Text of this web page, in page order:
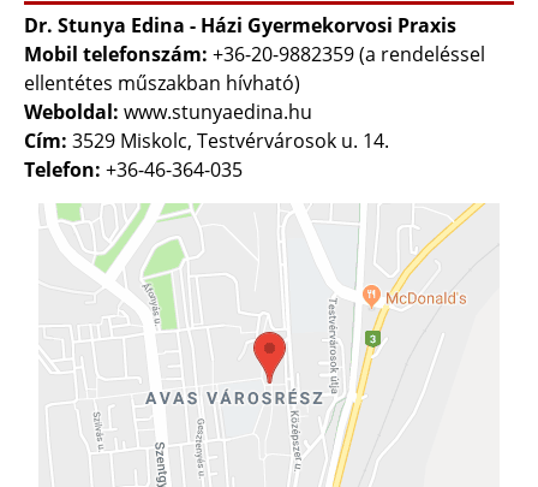
Dr. Stunya Edina - Házi Gyermekorvosi Praxis
Mobil telefonszám: +36-20-9882359 (a rendeléssel
ellentétes műszakban hívható)
Weboldal: www.stunyaedina.hu
Cím: 3529 Miskolc, Testvérvárosok u. 14.
Telefon: +36-46-364-035